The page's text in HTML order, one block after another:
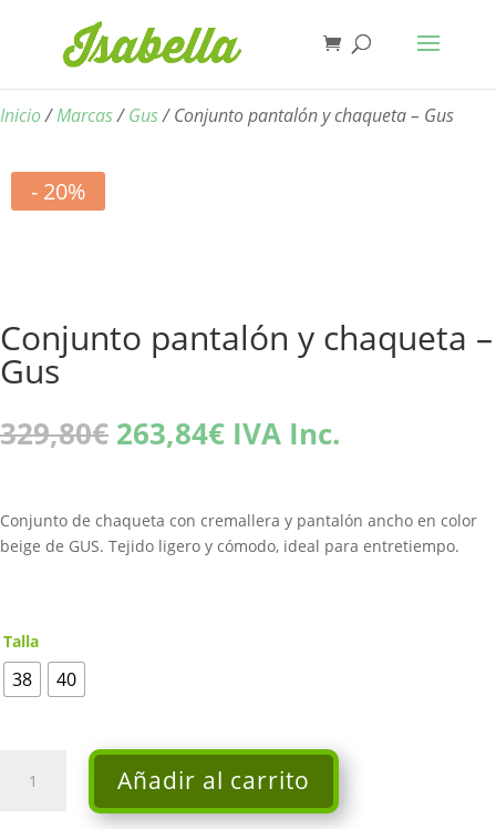
Inicio/Marcas/Gus/ Conjunto pantalón y chaqueta – Gus
- 20%
Conjunto pantalón y chaqueta –
Gus
329,80€ El
precio
era:
329,80€.
263,84€El
precio
es:
263,84€.
IVA Inc.
Conjunto de chaqueta con cremallera y pantalón ancho en color
beige de GUS. Tejido ligero y cómodo, ideal para entretiempo.
Talla
38 40
pantalón
Añadir al carrito